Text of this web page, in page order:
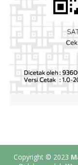
Copyright © 2023